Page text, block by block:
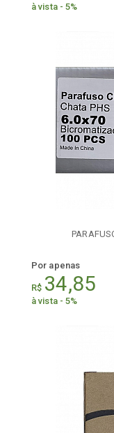
à vista - 5%
Por apenas
R$ 34,85
à vista - 5%